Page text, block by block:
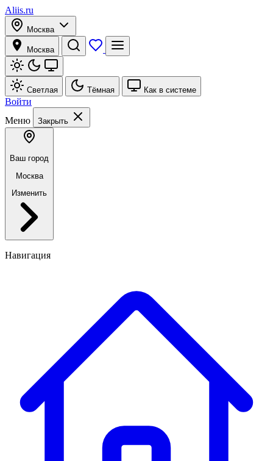
Aliis.ru
Москва
Москва
Светлая Тёмная Как в системе
Войти
Меню
Закрыть
Ваш город
Москва
Изменить
Навигация